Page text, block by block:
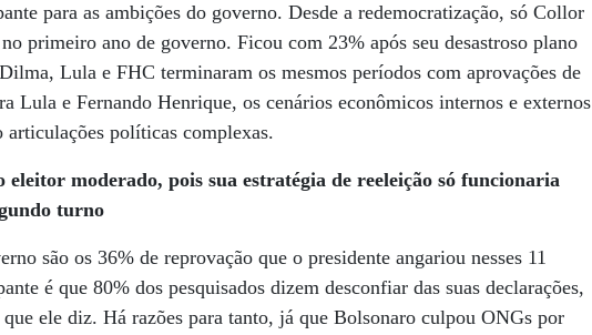
para as ambições do governo. Desde a redemocratização, só Collor
primeiro ano de governo. Ficou com 23% após seu desastroso plano
Lula e FHC terminaram os mesmos períodos com aprovações de
Lula e Fernando Henrique, os cenários econômicos internos e externos
políticas complexas.
moderado, pois sua estratégia de reeleição só funcionaria
turno
são os 36% de reprovação que o presidente angariou nesses 11
é que 80% dos pesquisados dizem desconfiar das suas declarações,
ele diz. Há razões para tanto, já que Bolsonaro culpou ONGs por